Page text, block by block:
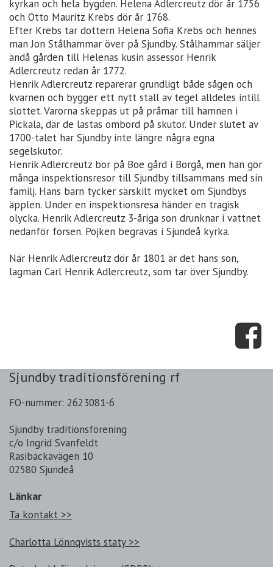
kyrkan och hela bygden. Helena Adlercreutz dör år 1756
och Otto Mauritz Krebs dör år 1768.
Efter Krebs tar dottern Helena Sofia Krebs och hennes
man Jon Stålhammar över på Sjundby. Stålhammar säljer
ändå gården till Helenas kusin assessor Henrik
Adlercreutz redan år 1772.
Henrik Adlercreutz reparerar grundligt både sågen och
kvarnen och bygger ett nytt stall av tegel alldeles intill
slottet. Varorna skeppas ut på pråmar till hamnen i
Pickala, där de lastas ombord på skutor. Under slutet av
1700-talet har Sjundby inte längre några egna
segelskutor.
Henrik Adlercreutz bor på Boe gård i Borgå, men han gör
många inspektionsresor till Sjundby tillsammans med sin
familj. Hans barn tycker särskilt mycket om Sjundbys
äpplen. Under en inspektionsresa händer en tragisk
olycka. Henrik Adlercreutz 3-åriga son drunknar i vattnet
nedanför forsen. Pojken begravas i Sjundeå kyrka.
När Henrik Adlercreutz dör år 1801 är det hans son,
lagman Carl Henrik Adlercreutz, som tar över Sjundby.
Sjundby traditionsförening rf
FO-nummer: 2623081-6
Sjundby traditionsförening
c/o Ingrid Svanfeldt
Rasibackavägen 10
02580 Sjundeå
Länkar
Ta kontakt >>
Charlotta Lönnqvists staty >>